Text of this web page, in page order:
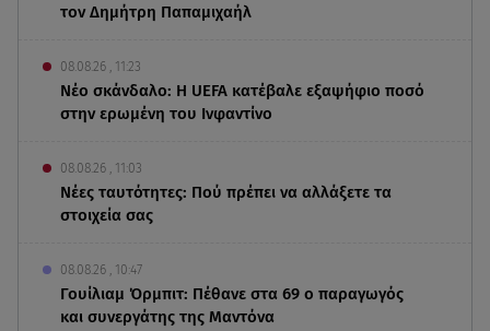
τον Δημήτρη Παπαμιχαήλ
08.08.26 , 11:23
Νέο σκάνδαλο: Η UEFA κατέβαλε εξαψήφιο ποσό
στην ερωμένη του Ινφαντίνο
08.08.26 , 11:03
Νέες ταυτότητες: Πού πρέπει να αλλάξετε τα
στοιχεία σας
08.08.26 , 10:47
Γουίλιαμ Όρμπιτ: Πέθανε στα 69 ο παραγωγός
και συνεργάτης της Μαντόνα